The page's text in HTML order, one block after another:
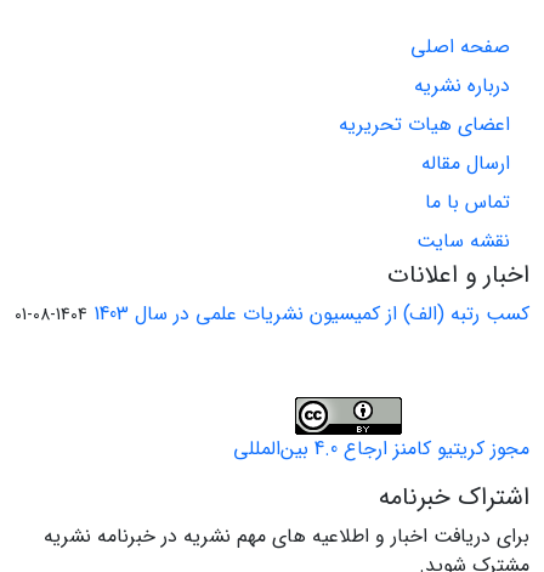
صفحه اصلی
درباره نشریه
اعضای هیات تحریریه
ارسال مقاله
تماس با ما
نقشه سایت
اخبار و اعلانات
کسب رتبه (الف) از کمیسیون نشریات علمی در سال 1403 1404-08-01
مجوز کریتیو کامنز ارجاع 4.0 بین‌المللی
اشتراک خبرنامه
برای دریافت اخبار و اطلاعیه های مهم نشریه در خبرنامه نشریه
مشترک شوید.